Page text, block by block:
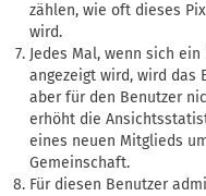
zählen, wie oft dieses
wird.
Jedes Mal, wenn sich
angezeigt wird, wird das
aber für den Benutzer
erhöht die
eines neuen Mitglieds
Gemeinschaft.
Für diesen Benutzer